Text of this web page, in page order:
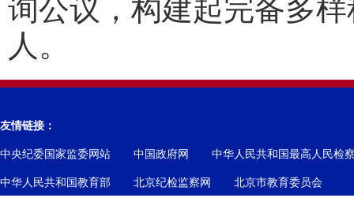
询公议，构建起完备多
人。
友情链接：
中央纪委国家监委网站 中国政府网 中华人民共和国最高人民检
中华人民共和国教育部 北京纪检监察网 北京市教育委员会